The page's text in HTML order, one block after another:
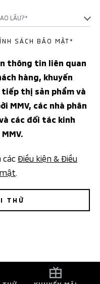
LÂU?*
SÁCH BẢO MẬT*
thông tin liên quan
hàng, khuyến
thị sản phẩm và
MMV, các nhà phân
các đối tác kinh
cácĐiều kiện & Điều
THỬ